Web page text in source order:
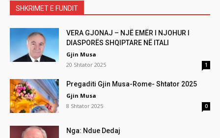
SHKRIMET E FUNDIT
VERA GJONAJ – NJË EMËR I NJOHUR I
DIASPORËS SHQIPTARE NË ITALI
Gjin Musa
20 Shtator 2025
1
Pregaditi Gjin Musa-Rome- Shtator 2025
Gjin Musa
8 Shtator 2025
0
Nga: Ndue Dedaj